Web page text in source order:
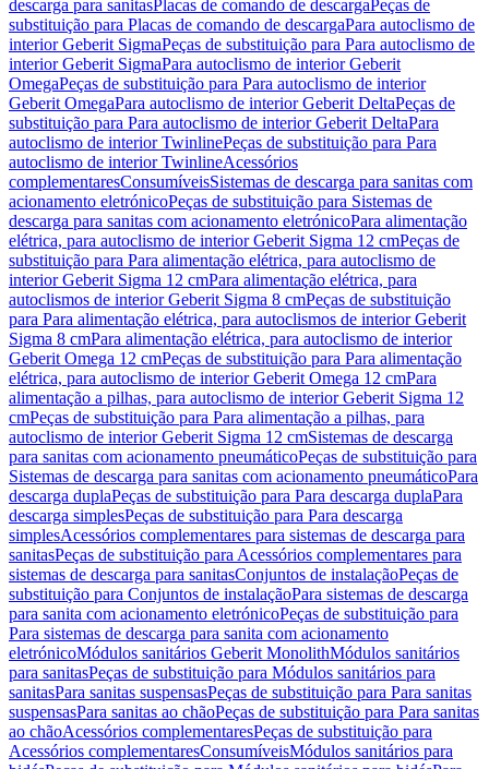
descarga para sanitasPlacas de comando de descargaPeças de
substituição para Placas de comando de descargaPara autoclismo de
interior Geberit SigmaPeças de substituição para Para autoclismo de
interior Geberit SigmaPara autoclismo de interior Geberit
OmegaPeças de substituição para Para autoclismo de interior
Geberit OmegaPara autoclismo de interior Geberit DeltaPeças de
substituição para Para autoclismo de interior Geberit DeltaPara
autoclismo de interior TwinlinePeças de substituição para Para
autoclismo de interior TwinlineAcessórios
complementaresConsumíveisSistemas de descarga para sanitas com
acionamento eletrónicoPeças de substituição para Sistemas de
descarga para sanitas com acionamento eletrónicoPara alimentação
elétrica, para autoclismo de interior Geberit Sigma 12 cmPeças de
substituição para Para alimentação elétrica, para autoclismo de
interior Geberit Sigma 12 cmPara alimentação elétrica, para
autoclismos de interior Geberit Sigma 8 cmPeças de substituição
para Para alimentação elétrica, para autoclismos de interior Geberit
Sigma 8 cmPara alimentação elétrica, para autoclismo de interior
Geberit Omega 12 cmPeças de substituição para Para alimentação
elétrica, para autoclismo de interior Geberit Omega 12 cmPara
alimentação a pilhas, para autoclismo de interior Geberit Sigma 12
cmPeças de substituição para Para alimentação a pilhas, para
autoclismo de interior Geberit Sigma 12 cmSistemas de descarga
para sanitas com acionamento pneumáticoPeças de substituição para
Sistemas de descarga para sanitas com acionamento pneumáticoPara
descarga duplaPeças de substituição para Para descarga duplaPara
descarga simplesPeças de substituição para Para descarga
simplesAcessórios complementares para sistemas de descarga para
sanitasPeças de substituição para Acessórios complementares para
sistemas de descarga para sanitasConjuntos de instalaçãoPeças de
substituição para Conjuntos de instalaçãoPara sistemas de descarga
para sanita com acionamento eletrónicoPeças de substituição para
Para sistemas de descarga para sanita com acionamento
eletrónicoMódulos sanitários Geberit MonolithMódulos sanitários
para sanitasPeças de substituição para Módulos sanitários para
sanitasPara sanitas suspensasPeças de substituição para Para sanitas
suspensasPara sanitas ao chãoPeças de substituição para Para sanitas
ao chãoAcessórios complementaresPeças de substituição para
Acessórios complementaresConsumíveisMódulos sanitários para